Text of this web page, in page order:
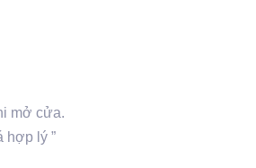
mở cửa.
hợp lý ”